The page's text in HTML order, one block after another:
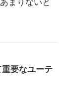
要なユーテ